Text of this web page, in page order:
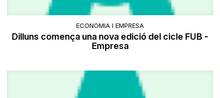
ECONOMIA I EMPRESA
Dilluns comença una nova edició del cicle FUB -
Empresa